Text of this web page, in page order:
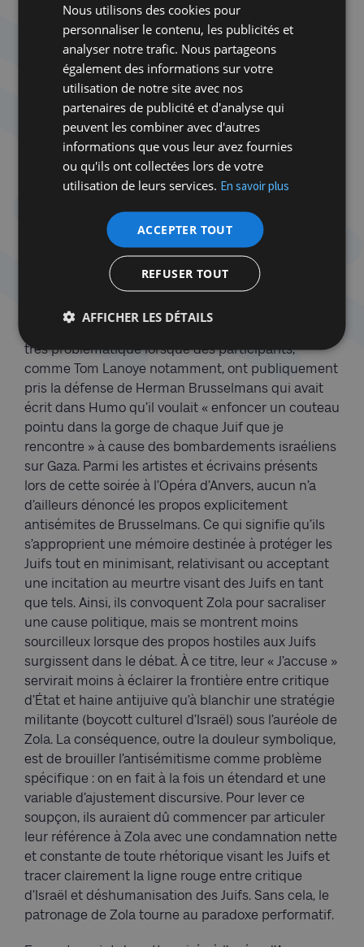
toutes les tactiques militantes. Le choix du slogan
peut donc polariser davantage, puisque ceux qui
s’y reconnaissent applaudissent la filiation, et ceux
qui s’en écartent y voient une instrumentalisation
émotionnelle. Pour des Juifs et des non-Juifs
engagés dans la lutte contre l’antisémitisme, le
procédé peut résonner comme une captation de
mémoire, vécue comme blessante. D’autant plus
que le « J’accuse » de Zola est associé à un boycott
culturel et artistique. Zola écrivait pour sauver un
stratégie collective contestée en s’abritant derrière
l’aura de ce grand écrivain.
Paradoxe performatif
Se réclamer d’un texte fondamental de l’histoire de
très problématique lorsque des participants,
comme Tom Lanoye notamment, ont publiquement
pris la défense de Herman Brusselmans qui avait
écrit dans Humo qu’il voulait « enfoncer un couteau
pointu dans la gorge de chaque Juif que je
rencontre » à cause des bombardements israéliens
sur Gaza. Parmi les artistes et écrivains présents
lors de cette soirée à l’Opéra d’Anvers, aucun n’a
d’ailleurs dénoncé les propos explicitement
antisémites de Brusselmans. Ce qui signifie qu’ils
s’approprient une mémoire destinée à protéger les
Juifs tout en minimisant, relativisant ou acceptant
une incitation au meurtre visant des Juifs en tant
que tels. Ainsi, ils convoquent Zola pour sacraliser
une cause politique, mais se montrent moins
sourcilleux lorsque des propos hostiles aux Juifs
surgissent dans le débat. À ce titre, leur « J’accuse »
servirait moins à éclairer la frontière entre critique
d’État et haine antijuive qu’à blanchir une stratégie
militante (boycott culturel d’Israël) sous l’auréole de
Zola. La conséquence, outre la douleur symbolique,
est de brouiller l’antisémitisme comme problème
spécifique : on en fait à la fois un étendard et une
variable d’ajustement discursive. Pour lever ce
soupçon, ils auraient dû commencer par articuler
leur référence à Zola avec une condamnation nette
et constante de toute rhétorique visant les Juifs et
tracer clairement la ligne rouge entre critique
d’Israël et déshumanisation des Juifs. Sans cela, le
patronage de Zola tourne au paradoxe performatif.
Nous utilisons des cookies pour
personnaliser le contenu, les publicités et
analyser notre trafic. Nous partageons
également des informations sur votre
utilisation de notre site avec nos
partenaires de publicité et d'analyse qui
peuvent les combiner avec d'autres
informations que vous leur avez fournies
ou qu'ils ont collectées lors de votre
utilisation de leurs services. En savoir plus
ACCEPTER TOUT
REFUSER TOUT
AFFICHER LES DÉTAILS